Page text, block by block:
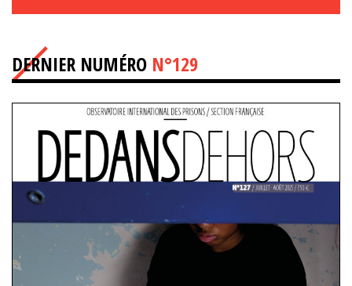
DERNIER NUMÉRO N°129